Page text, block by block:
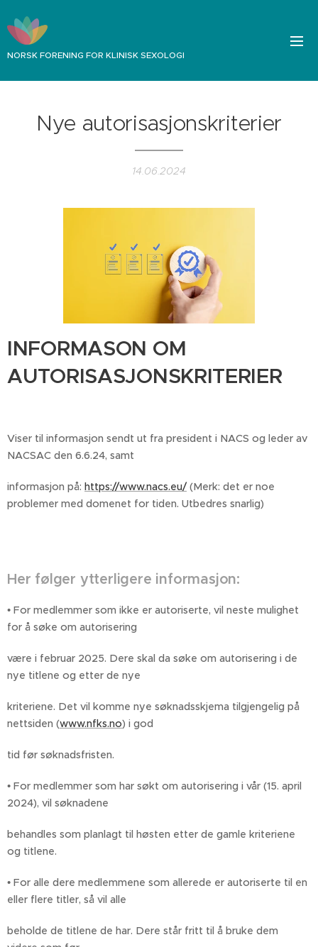
NORSK FORENING FOR KLINISK SEXOLOGI
Nye autorisasjonskriterier
14.06.2024
INFORMASON OM
AUTORISASJONSKRITERIER
Viser til informasjon sendt ut fra president i NACS og leder av
NACSAC den 6.6.24, samt
informasjon på: https://www.nacs.eu/(Merk: det er noe
problemer med domenet for tiden. Utbedres snarlig)
Her følger ytterligere informasjon:
• For medlemmer som ikke er autoriserte, vil neste mulighet
for å søke om autorisering
være i februar 2025. Dere skal da søke om autorisering i de
nye titlene og etter de nye
kriteriene. Det vil komme nye søknadsskjema tilgjengelig på
nettsiden (www.nfks.no) i god
tid før søknadsfristen.
• For medlemmer som har søkt om autorisering i vår (15. april
2024), vil søknadene
behandles som planlagt til høsten etter de gamle kriteriene
og titlene.
• For alle dere medlemmene som allerede er autoriserte til en
eller flere titler, så vil alle
beholde de titlene de har. Dere står fritt til å bruke dem